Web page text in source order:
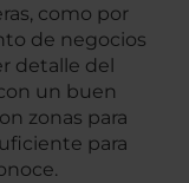
como por
de negocios
detalle del
un buen
zonas para
para